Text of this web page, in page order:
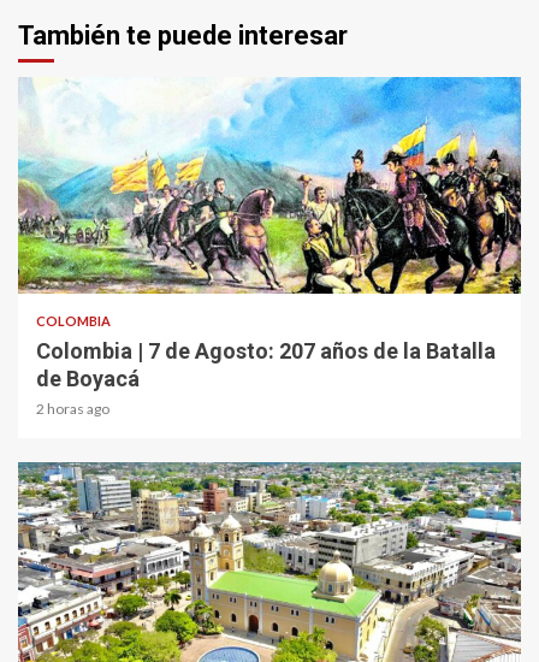
También te puede interesar
2 min read
COLOMBIA
Colombia | 7 de Agosto: 207 años de la Batalla
de Boyacá
2 horas ago
1 min read